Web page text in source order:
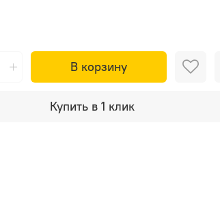
В корзину
Купить в 1 клик